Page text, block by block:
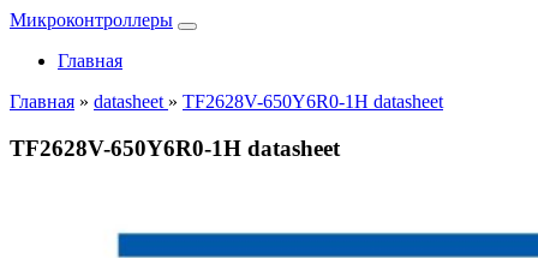
Микроконтроллеры
Главная
Главная » datasheet » TF2628V-650Y6R0-1H datasheet
TF2628V-650Y6R0-1H datasheet